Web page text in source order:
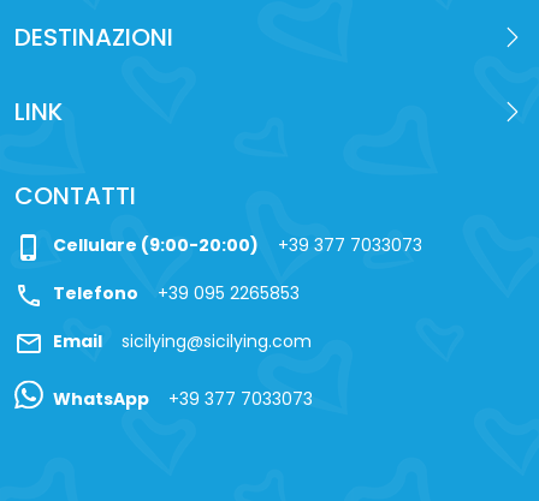
DESTINAZIONI
LINK
CONTATTI
phone_iphone Cellulare (9:00-20:00) +39 377 7033073
call Telefono +39 095 2265853
mail Email sicilying@sicilying.com
WhatsApp +39 377 7033073